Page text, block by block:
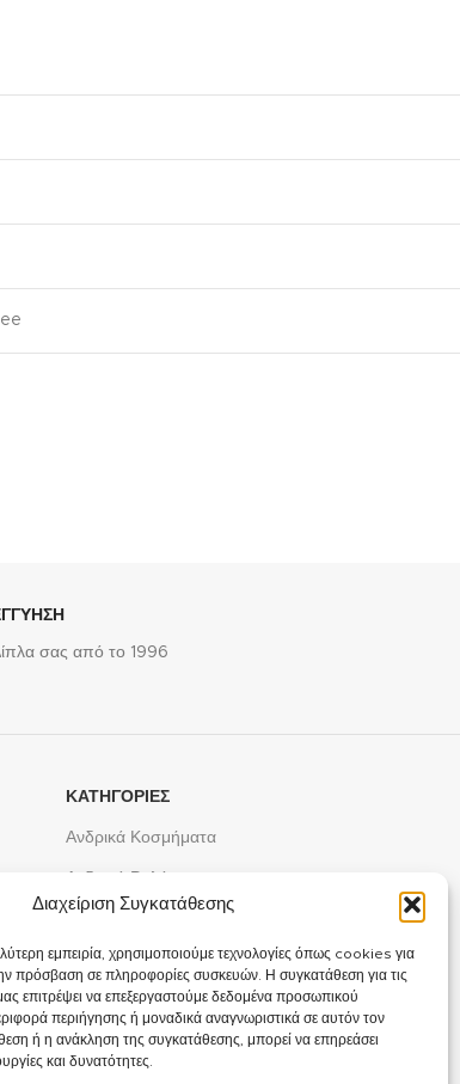
Διαχείριση Συγκατάθεσης
εμπειρία, χρησιμοποιούμε τεχνολογίες όπως cookies για
πρόσβαση σε πληροφορίες συσκευών. Η συγκατάθεση για τις
επιτρέψει να επεξεργαστούμε δεδομένα προσωπικού
περιήγησης ή μοναδικά αναγνωριστικά σε αυτόν τον
ή η ανάκληση της συγκατάθεσης, μπορεί να επηρεάσει
και δυνατότητες.
σας από το 1996
ΚΑΤΗΓΟΡΙΕΣ
Ανδρικά Κοσμήματα
Γυναικεία Ρολόγια
Παιδικά Κοσμήματα
Προσφορές